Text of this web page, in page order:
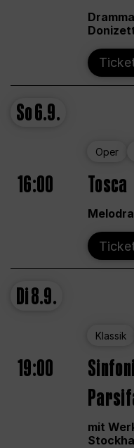
So6.9.
Oper
16:00 Tosca
Di8.9.
Klassik
19:00
mit